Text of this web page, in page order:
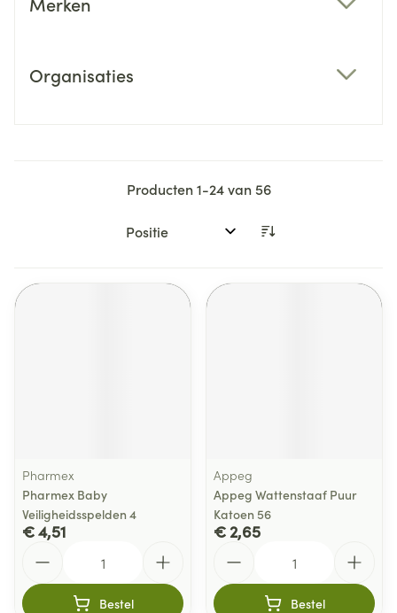
Organisaties
Producten1-24van56
Sorteer op:
Pharmex
Pharmex Baby
Veiligheidsspelden 4
€ 4,51
Bestel
Appeg
Appeg Wattenstaaf Puur
Katoen 56
€ 2,65
Bestel